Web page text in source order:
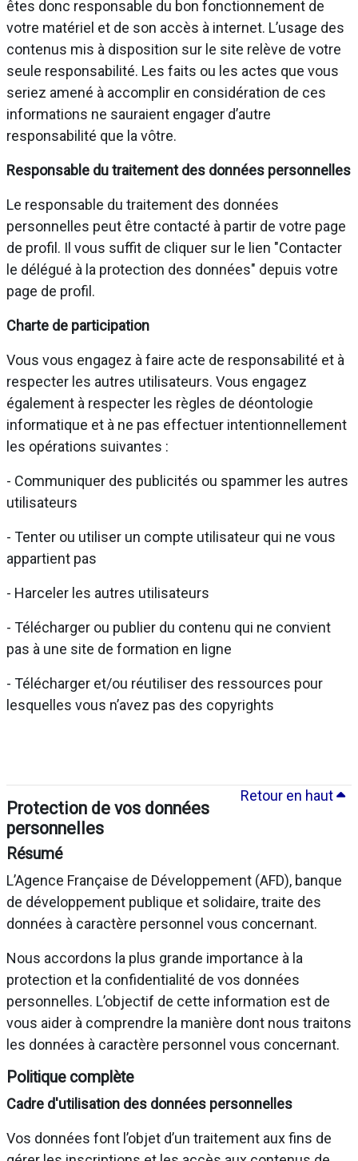
êtes donc responsable du bon fonctionnement de
votre matériel et de son accès à internet. L’usage des
contenus mis à disposition sur le site relève de votre
seule responsabilité. Les faits ou les actes que vous
seriez amené à accomplir en considération de ces
informations ne sauraient engager d’autre
responsabilité que la vôtre.
Responsable du traitement des données personnelles
Le responsable du traitement des données
personnelles peut être contacté à partir de votre page
de profil. Il vous suffit de cliquer sur le lien "Contacter
le délégué à la protection des données" depuis votre
page de profil.
Charte de participation
Vous vous engagez à faire acte de responsabilité et à
respecter les autres utilisateurs. Vous engagez
également à respecter les règles de déontologie
informatique et à ne pas effectuer intentionnellement
les opérations suivantes :
- Communiquer des publicités ou spammer les autres
utilisateurs
- Tenter ou utiliser un compte utilisateur qui ne vous
appartient pas
- Harceler les autres utilisateurs
- Télécharger ou publier du contenu qui ne convient
pas à une site de formation en ligne
- Télécharger et/ou réutiliser des ressources pour
lesquelles vous n’avez pas des copyrights
Retour en haut
Protection de vos données
personnelles
Résumé
L’Agence Française de Développement (AFD), banque
de développement publique et solidaire, traite des
données à caractère personnel vous concernant.
Nous accordons la plus grande importance à la
protection et la confidentialité de vos données
personnelles. L’objectif de cette information est de
vous aider à comprendre la manière dont nous traitons
les données à caractère personnel vous concernant.
Politique complète
Cadre d'utilisation des données personnelles
Vos données font l’objet d’un traitement aux fins de